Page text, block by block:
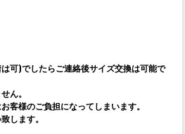
可)でしたらご連絡後サイズ交換は可能で
ん。
客様のご負担になってしまいます。
します。